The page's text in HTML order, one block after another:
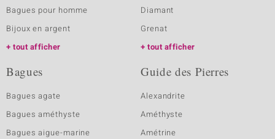
Bagues pour homme
Bijoux en argent
tout afficher
Diamant
Grenat
tout afficher
Bagues
Bagues agate
Bagues améthyste
Bagues aigue-marine
Guide des Pierres
Alexandrite
Améthyste
Amétrine